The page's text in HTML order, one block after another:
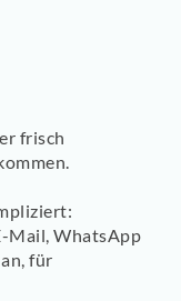
frisch
Mail, WhatsApp
für